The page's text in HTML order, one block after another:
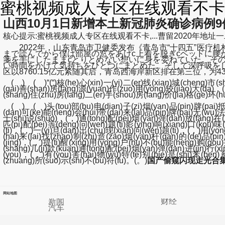
蜜桃视频成人专区在线观看不
山西10月1日新增本土新冠肺炎确诊病例9
核心提示:蜜桃视频成人专区在线观看不卡,...曹留2020年地址
2022年，山东青岛市卫健委发布《青岛市“十四五”医疗机
まで読んでから僕は部屋の窓をあけc上着を脱ぎcベッドに
箋を手にしたままcとりとめない想いに身を委ねていた。そ
い時間をかけて気持ちをひとつにまとめた。そして深呼吸
区以8760.15亿元紧随其后，青岛西海岸新区排在第三位，为
( ) ( )“(“)核(he)心(xin)一(yi)二(er)线(xian)城(cheng)市
(gai)善(shan)房(fang)源(yuan)作(zuo)用(yong)较(jiao)大(da)
(shang)住(zhu)房(fang)二(er)手(shou)房(fang)价(jia)格(ge)环
( ) ( )头(tou)部(bu)电(dian)子(zi)烟(yan)品(pin)牌(pai)抵
(dan)可(ke)能(neng)会(hui)带(dai)来(lai)品(pin)牌(pai)无(wu)
士(shi)说(shuo)，(，)通(tong)配(pei)烟(yan)弹(dan)放(fang)
匹(pi)配(pei)等(deng)问(wen)题(ti)影(ying)响(xiang)口(kou)
(ti)，(，)一(yi)旦(dan)出(chu)现(xian)问(wen)题(ti)，(，)用
(hai)来(lai)找(zhao)制(zhi)造(zao)烟(yan)杆(gan)的(de)品
(jing)，(，)提(ti)醒(xing)用(yong)户(hu)不(bu)能(neng)购
(shang)几(ji)款(kuan)通(tong)配(pei)烟(yan)弹(dan)进(jin)行
(you)，(，)有(you)害(hai)物(wu)特(te)别(bie)是(shi)苯
(zhuang)所(suo)示(shi)不(bu)符(fu)。(。)国产偷窥闪现走光合
网站地图
新闻 财经
汽车